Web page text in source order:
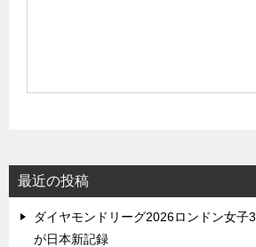
最近の投稿
ダイヤモンドリーグ2026ロンドン女子
が日本新記録